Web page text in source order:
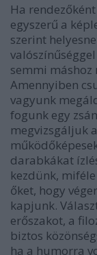
Ha
egyszerű a
szerint
semmi máshoz
Amennyiben
vagyunk
fogunk egy
megvizsgáljuk
darabkákat
kezdünk,
őket, hogy
kapjunk.
erőszakot, a
biztos
ha a humorra